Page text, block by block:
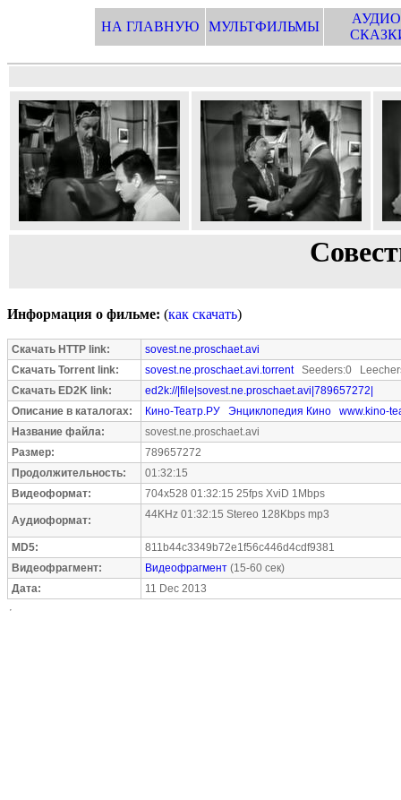
НА ГЛАВНУЮ МУЛЬТФИЛЬМЫ
Информация о фильме: (как скачать)
Скачать HTTP link:
sovest.ne.proschaet.avi
Скачать Torrent link:
sovest.ne.proschaet.avi.torrentSeeders:0
Скачать ED2K link:
ed2k://|file|sovest.ne.proschaet.avi|789657272|
Описание в каталогах:
Кино-Театр.РУ Энциклопедия Кино
www.kino-
Название файла:
sovest.ne.proschaet.avi
Размер:
789657272
Продолжительность:
01:32:15
Видеоформат:
704x528 01:32:15 25fps XviD 1Mbps
Аудиоформат: 44KHz 01:32:15 Stereo 128Kbps mp3
MD5:
811b44c3349b72e1f56c446d4cdf9381
Видеофрагмент:
Видеофрагмент (15-60 сек)
Дата:
11 Dec 2013